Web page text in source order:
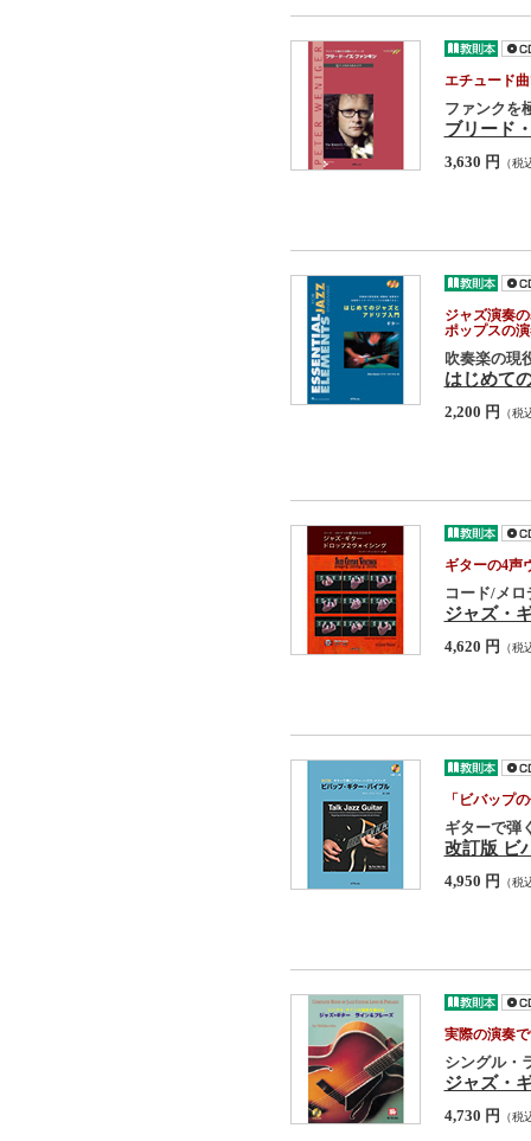
エチュード
ファンクを
ブリード
3,630 円 （税
ジャズ演奏
ポップスの
吹奏楽の現
はじめて
2,200 円 （税
ギターの4声
コード/メ
ジャズ・
4,620 円 （税
「ビバップ
ギターで弾
改訂版 ビ
4,950 円 （税
実際の演奏
シングル・
ジャズ・
4,730 円 （税